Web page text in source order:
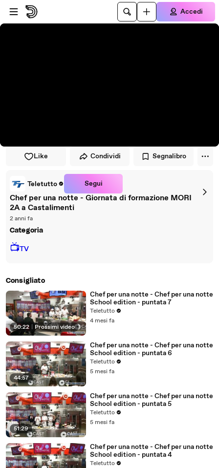
Vai al lettore
Passa al contenuto principale
Accedi
Like Condividi Segnalibro
Teletutto Segui
Chef per una notte - Giornata di formazione MORI
2A a Castalimenti
2 anni fa
Categoria
📺TV
Consigliato
50:22 Prossimi video
Chef per una notte - Chef per una notte
School edition - puntata 7
Teletutto
4 mesi fa
44:57
Chef per una notte - Chef per una notte
School edition - puntata 6
Teletutto
5 mesi fa
51:29
Chef per una notte - Chef per una notte
School edition - puntata 5
Teletutto
5 mesi fa
Chef per una notte - Chef per una notte
School edition - puntata 4
Teletutto